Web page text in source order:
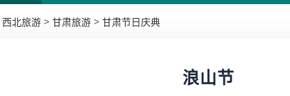
西北旅游 > 甘肃旅游 > 甘肃节日庆典
浪山节